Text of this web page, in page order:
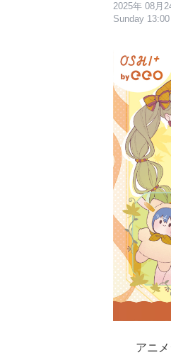
2025年 08月
Sunday 13:00
アニ